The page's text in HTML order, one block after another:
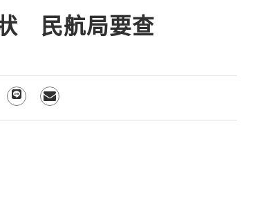
民航局要查